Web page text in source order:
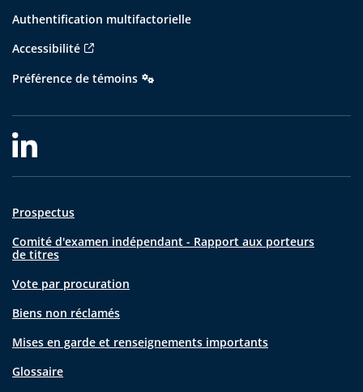
Authentification multifactorielle
Accessibilité
Préférence de témoins
Prospectus
Comité d'examen indépendant - Rapport aux porteurs
de titres
Vote par procuration
Biens non réclamés
Mises en garde et renseignements importants
Glossaire